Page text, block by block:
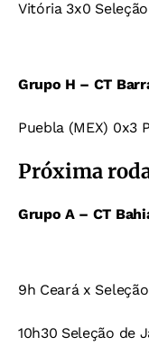
Vitória 3x0
Grupo H – CT
Puebla (MEX) 0x3
Próxima
Grupo A – CT
9h Ceará x
10h30 Seleção de